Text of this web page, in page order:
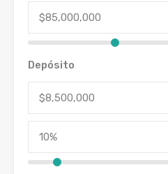
Depósito